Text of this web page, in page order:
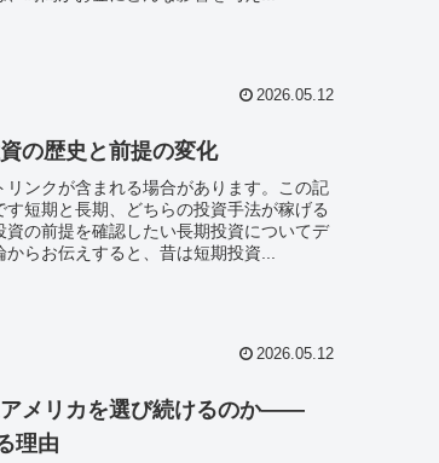
2026.05.12
の歴史と前提の変化
ンクが含まれる場合があります。この記
短期と長期、どちらの投資手法が稼げる
資の前提を確認したい長期投資についてデ
らお伝えすると、昔は短期投資...
2026.05.12
メリカを選び続けるのか——
理由